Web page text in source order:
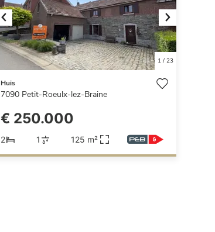
Previous Next
1/ 23
Huis
7090 Petit-Roeulx-lez-Braine
€ 250.000
2 1 125 m²